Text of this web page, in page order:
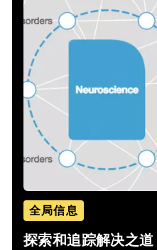
全局信息
探索和追踪解决之道